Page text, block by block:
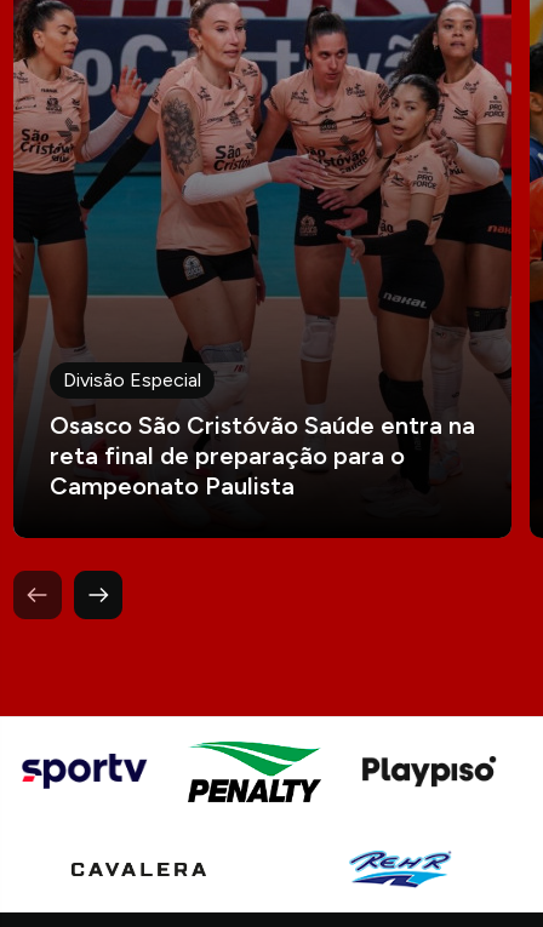
Divisão Especial
Osasco São Cristóvão Saúde entra na
reta final de preparação para o
Campeonato Paulista